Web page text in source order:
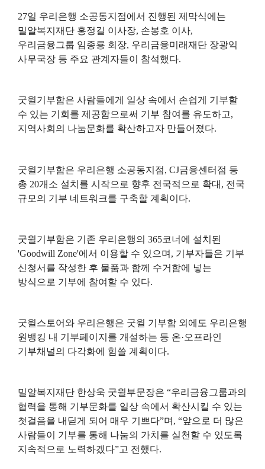
27일 우리은행 소공동지점에서 진행된 제막식에는
밀알복지재단 홍정길 이사장, 손봉호 이사,
우리금융그룹 임종룡 회장, 우리금융미래재단 장광익
사무국장 등 주요 관계자들이 참석했다.
굿윌기부함은 사람들에게 일상 속에서 손쉽게 기부할
수 있는 기회를 제공함으로써 기부 참여를 유도하고,
지역사회의 나눔문화를 확산하고자 만들어졌다.
굿윌기부함은 우리은행 소공동지점, CJ금융센터점 등
총 20개소 설치를 시작으로 향후 전국적으로 확대 , 전국
규모의 기부 네트워크를 구축할 계획이다.
굿윌기부함은 기존 우리은행의 365코너에 설치된
'Goodwill Zone'에서 이용할 수 있으며 , 기부자들은 기부
신청서를 작성한 후 물품과 함께 수거함에 넣는
방식으로 기부에 참여할 수 있다.
굿윌스토어와 우리은행은 굿윌 기부함 외에도 우리은행
원뱅킹 내 기부페이지를 개설하는 등 온·오프라인
기부채널의 다각화에 힘쓸 계획이다.
밀알복지재단 한상욱 굿윌부문장은 “우리금융그룹과의
협력을 통해 기부문화를 일상 속에서 확산시킬 수 있는
첫걸음을 내딛게 되어 매우 기쁘다”며 , “앞으로 더 많은
사람들이 기부를 통해 나눔의 가치를 실천할 수 있도록
지속적으로 노력하겠다”고 전했다.